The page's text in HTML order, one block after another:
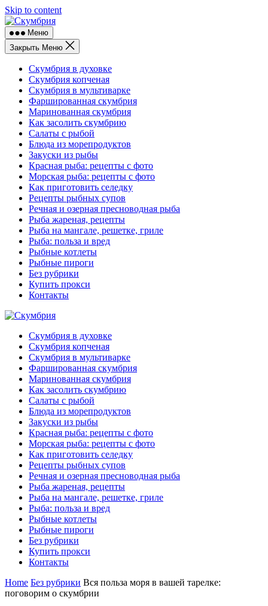
Skip to content
Меню
Закрыть Меню
Скумбрия в духовке
Скумбрия копченая
Скумбрия в мультиварке
Фаршированная скумбрия
Маринованная скумбрия
Как засолить скумбрию
Салаты с рыбой
Блюда из морепродуктов
Закуски из рыбы
Красная рыба: рецепты с фото
Морская рыба: рецепты с фото
Как приготовить селедку
Рецепты рыбных супов
Речная и озерная пресноводная рыба
Рыба жареная, рецепты
Рыба на мангале, решетке, гриле
Рыба: польза и вред
Рыбные котлеты
Рыбные пироги
Без рубрики
Купить прокси
Контакты
Скумбрия в духовке
Скумбрия копченая
Скумбрия в мультиварке
Фаршированная скумбрия
Маринованная скумбрия
Как засолить скумбрию
Салаты с рыбой
Блюда из морепродуктов
Закуски из рыбы
Красная рыба: рецепты с фото
Морская рыба: рецепты с фото
Как приготовить селедку
Рецепты рыбных супов
Речная и озерная пресноводная рыба
Рыба жареная, рецепты
Рыба на мангале, решетке, гриле
Рыба: польза и вред
Рыбные котлеты
Рыбные пироги
Без рубрики
Купить прокси
Контакты
Home Без рубрики Вся польза моря в вашей тарелке:
поговорим о скумбрии